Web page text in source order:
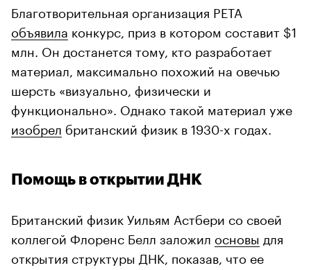
Благотворительная организация PETA
объявила конкурс, приз в котором составит $1
млн. Он достанется тому, кто разработает
материал, максимально похожий на овечью
шерсть «визуально, физически и
функционально». Однако такой материал уже
изобрел британский физик в 1930-х годах.
Помощь в открытии ДНК
Британский физик Уильям Астбери со своей
коллегой Флоренс Белл заложил основы для
открытия структуры ДНК, показав, что ее